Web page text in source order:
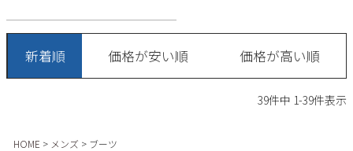
新着順 価格が安い順 価格が高い順
39件中 1-39件表示
HOME メンズ ブーツ